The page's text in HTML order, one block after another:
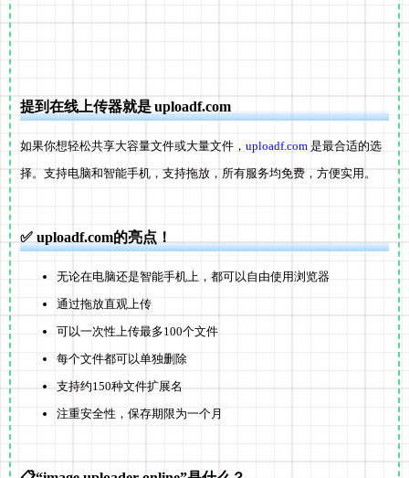
提到在线上传器就是 uploadf.com
如果你想轻松共享大容量文件或大量文件， uploadf.com 是最合适的选
择。支持电脑和智能手机，支持拖放，所有服务均免费，方便实用。
✅ uploadf.com的亮点！
无论在电脑还是智能手机上，都可以自由使用浏览器
通过拖放直观上传
可以一次性上传最多100个文件
每个文件都可以单独删除
支持约150种文件扩展名
注重安全性，保存期限为一个月